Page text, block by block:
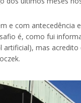
e com antecedência
é, como fui
mas acredito